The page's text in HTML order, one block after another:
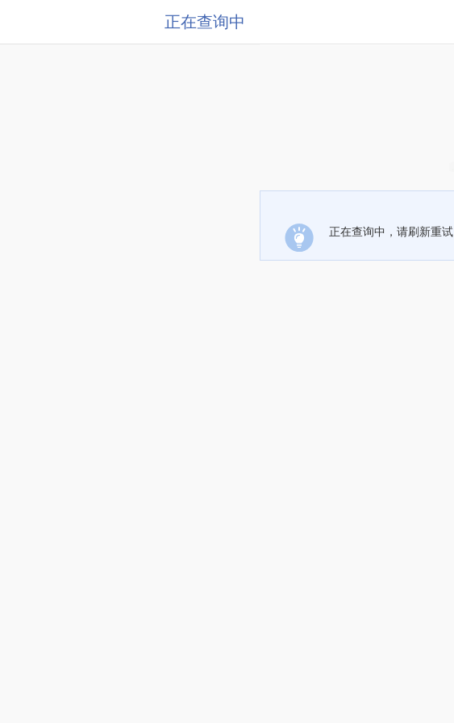
正在查询中
正在查询中，请刷新重试